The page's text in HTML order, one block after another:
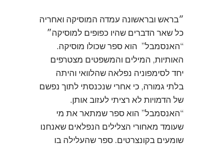
״בראש ובראשונה עמדה המוסיקה ואחריה
כל שאר הדברים שהיו כפופים למוסיקה״
“האנסמבל” הוא ספר שכולו מוסיקה.
האותיות, המילים והמשפטים מצטרפים
יחד לסימפוניה נפלאה שהלוואי והיתה
בלתי גמורה, כי אחרי שנכנסתי לתוך נפשם
של הדמויות לא רציתי לעזוב אותן.
“האנסמבל” הוא ספר שמתאר את מי
שעומד מאחורי הצלילים הנפלאים שאנחנו
שומעים בקונצרטים. ספר שהעלילה בו